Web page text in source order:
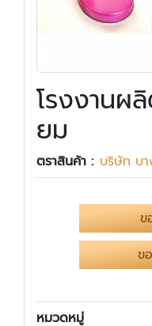
โรงงานผ
ยม
ตราสินค้า : บริษัท บ
ข
ข
หมวดหมู่